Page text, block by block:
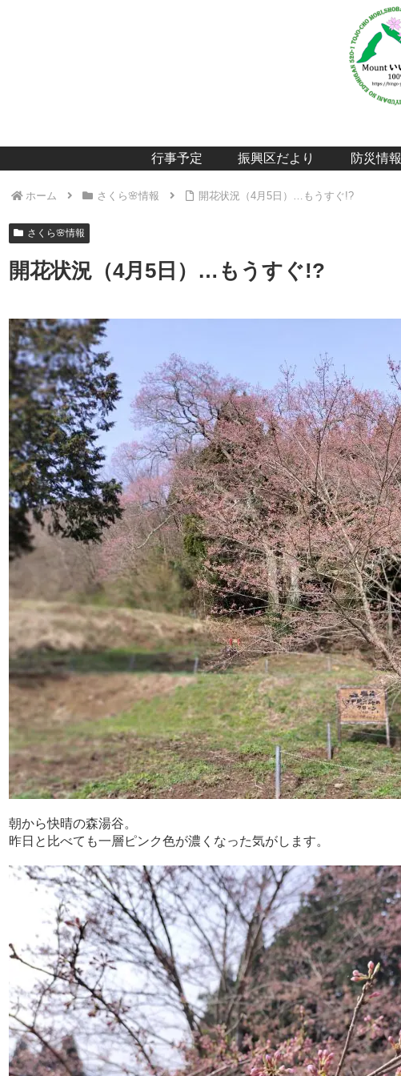
行事予定 振興区だより 防災情報
ホーム さくら🌸情報 開花状況（4月5日）…もうすぐ!?
さくら🌸情報
開花状況（4月5日）…もうすぐ!?
朝から快晴の森湯谷。
昨日と比べても一層ピンク色が濃くなった気がします。